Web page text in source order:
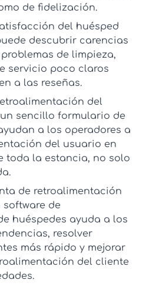
de fidelización.
del huésped
descubrir carencias
de limpieza,
servicio poco claros
a las reseñas.
del
sencillo formulario de
a los operadores a
del usuario en
toda la estancia, no solo
de retroalimentación
software de
huéspedes ayuda a los
resolver
más rápido y mejorar
del cliente